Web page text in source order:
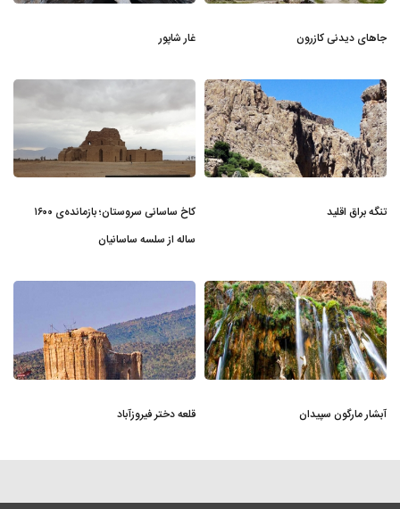
جاهای دیدنی کازرون غار شاپور
تنگه براق اقلید
کاخ ساسانی سروستان؛ بازمانده‌ی ۱۶۰۰
ساله از سلسه ساسانیان
آبشار مارگون سپیدان قلعه دختر فیروزآباد